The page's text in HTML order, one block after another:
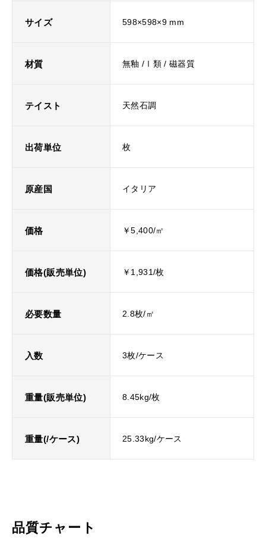
サイズ 598×598×9 mm
材質 無釉 /Ⅰ類 / 磁器質
テイスト 天然石調
出荷単位 枚
原産国 イタリア
価格 ￥5,400/㎡
価格(販売単位) ￥1,931/枚
必要数量 2.8枚/㎡
入数 3枚/ケース
重量(販売単位) 8.45kg/枚
重量(/ケース) 25.33kg/ケース
品質チャート